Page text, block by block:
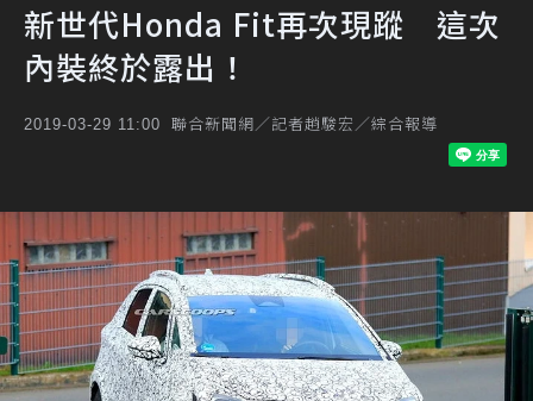
新世代Honda Fit再次現蹤 這次
內裝終於露出！
2019-03-29 11:00 聯合新聞網／記者趙駿宏／綜合報導